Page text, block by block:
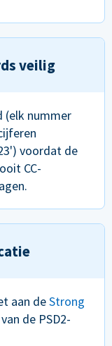
veilig
(elk nummer
voordat de
CC-
aan deStrong
van de PSD2-